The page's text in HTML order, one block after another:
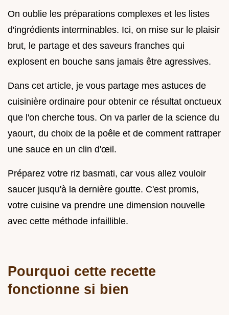
On oublie les préparations complexes et les listes
d'ingrédients interminables. Ici, on mise sur le plaisir
brut, le partage et des saveurs franches qui
explosent en bouche sans jamais être agressives.
Dans cet article, je vous partage mes astuces de
cuisinière ordinaire pour obtenir ce résultat onctueux
que l'on cherche tous. On va parler de la science du
yaourt, du choix de la poêle et de comment rattraper
une sauce en un clin d'œil.
Préparez votre riz basmati, car vous allez vouloir
saucer jusqu'à la dernière goutte. C'est promis,
votre cuisine va prendre une dimension nouvelle
avec cette méthode infaillible.
Pourquoi cette recette
fonctionne si bien